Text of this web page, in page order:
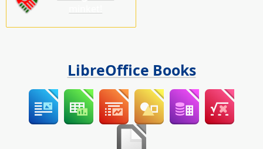
LibreOffice Books